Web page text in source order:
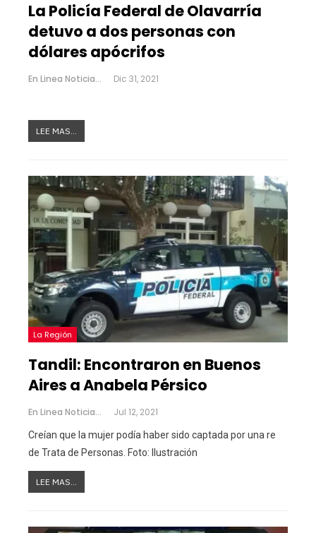
La Policía Federal de Olavarría
detuvo a dos personas con
dólares apócrifos
En Linea Noticias Dic 31, 2021
LEE MAS...
La Región
Tandil: Encontraron en Buenos
Aires a Anabela Pérsico
En Linea Noticias Jul 12, 2021
Creían que la mujer podía haber sido captada por una re
de Trata de Personas. Foto: Ilustración
LEE MAS...